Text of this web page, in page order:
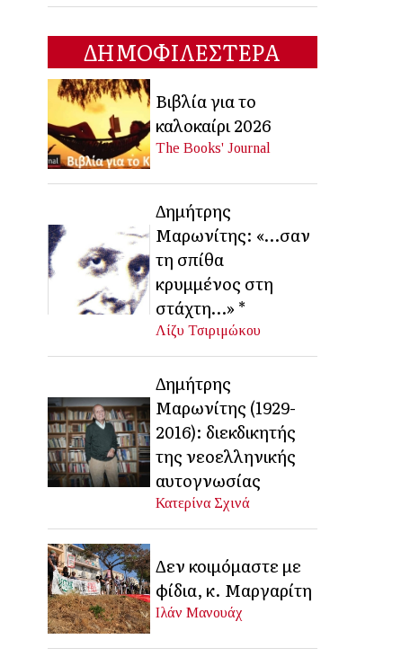
ΔΗΜΟΦΙΛΕΣΤΕΡΑ
Βιβλία για το
καλοκαίρι 2026
The Books' Journal
Δημήτρης
Μαρωνίτης: «…σαν
τη σπίθα
κρυμμένος στη
στάχτη…» *
Λίζυ Τσιριμώκου
Δημήτρης
Μαρωνίτης (1929-
2016): διεκδικητής
της νεοελληνικής
αυτογνωσίας
Κατερίνα Σχινά
Δεν κοιμόμαστε με
φίδια, κ. Μαργαρίτη
Ιλάν Μανουάχ